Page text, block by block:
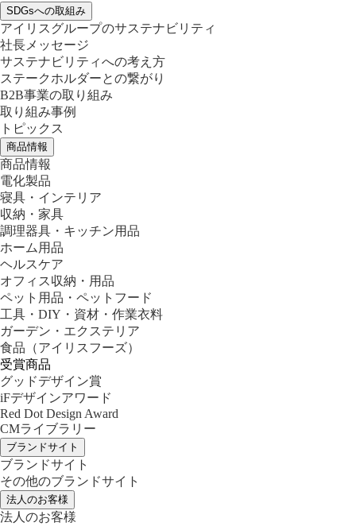
SDGsへの取組み
アイリスグループのサステナビリティ
社長メッセージ
サステナビリティへの考え方
ステークホルダーとの繋がり
B2B事業の取り組み
取り組み事例
トピックス
商品情報
商品情報
電化製品
寝具・インテリア
収納・家具
調理器具・キッチン用品
ホーム用品
ヘルスケア
オフィス収納・用品
ペット用品・ペットフード
工具・DIY・資材・作業衣料
ガーデン・エクステリア
食品 （アイリスフーズ）
受賞商品
グッドデザイン賞
iFデザインアワード
Red Dot Design Award
CMライブラリー
ブランドサイト
ブランドサイト
その他のブランドサイト
法人のお客様
法人のお客様